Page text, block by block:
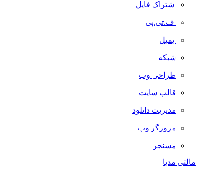
اشتراک فایل
اف.تی.پی
ایمیل
شبکه
طراحی وب
قالب سایت
مدیریت دانلود
مرورگر وب
مسنجر
مالتی مدیا